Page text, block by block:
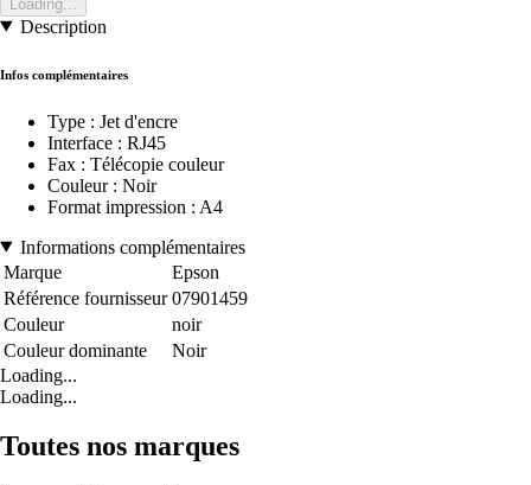
Loading...
Description
Infos complémentaires
Type : Jet d'encre
Interface : RJ45
Fax : Télécopie couleur
Couleur : Noir
Format impression : A4
Informations complémentaires
Marque
Epson
Référence fournisseur 07901459
Couleur
noir
Couleur dominante
Noir
Loading...
Loading...
Toutes nos marques